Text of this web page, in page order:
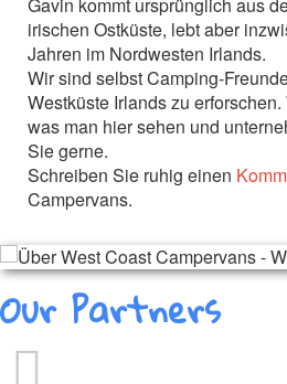
irischen Ostküste, lebt aber
Jahren im Nordwesten Irlands.
Wir sind selbst Camping-
Westküste Irlands zu
was man hier sehen und
Sie gerne.
Schreiben Sie ruhig einen
Campervans.
Our Partners